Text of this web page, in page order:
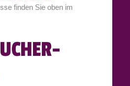
finden Sie oben im